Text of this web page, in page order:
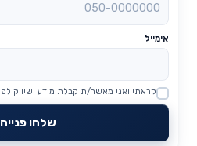
אימייל
Website
קראתי ואני מאשר/ת קבלת מידע ושיווק לפי
שלחו פנייה